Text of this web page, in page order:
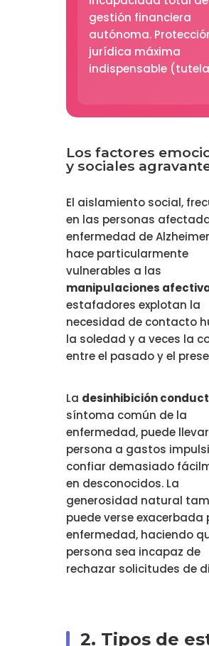
gestión financiera
autónoma.
jurídica máxima
indispensable
Los factores
y sociales
El aislamiento social,
en las personas
enfermedad de
hace particularmente
vulnerables a las
manipulaciones
estafadores explotan la
necesidad de contacto
la soledad y a veces la
entre el pasado y el
La desinhibición
síntoma común de la
enfermedad, puede
persona a gastos
confiar demasiado
en desconocidos. La
generosidad natural
puede verse exacerbada
enfermedad, haciendo
persona sea incapaz de
rechazar solicitudes de
2. Tipos de